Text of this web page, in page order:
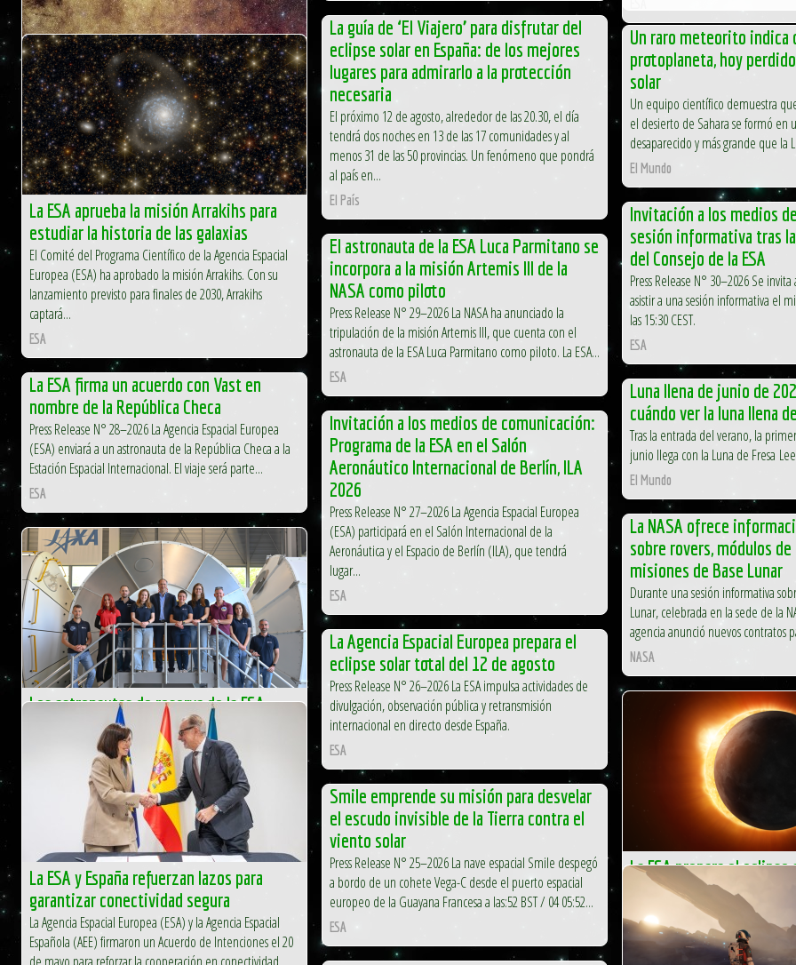
La misión Euclid de la ESA revela el
corazón densamente poblado de la Vía
Láctea.
ESA
La guía de ‘El Viajero’ para disfrutar del
eclipse solar en España: de los mejores
lugares para admirarlo a la protección
necesaria
El próximo 12 de agosto, alrededor de las 20.30, el día
tendrá dos noches en 13 de las 17 comunidades y al
menos 31 de las 50 provincias. Un fenómeno que pondrá
al país en...
El País
Un raro meteorito indica
protoplaneta, hoy
solar
Un equipo científico demuestra
el desierto de Sahara se formó en
desaparecido y más grande que la
El Mundo
La ESA aprueba la misión Arrakihs para
estudiar la historia de las galaxias
El Comité del Programa Científico de la Agencia Espacial
Europea (ESA) ha aprobado la misión Arrakihs. Con su
lanzamiento previsto para finales de 2030, Arrakihs
captará...
ESA
Invitación a los medios
sesión informativa tras
del Consejo de la ESA
Press Release N° 30–2026 Se
asistir a una sesión informativa el
las 15:30 CEST.
ESA
El astronauta de la ESA Luca Parmitano se
incorpora a la misión Artemis III de la
NASA como piloto
Press Release N° 29–2026 La NASA ha anunciado la
tripulación de la misión Artemis III, que cuenta con el
astronauta de la ESA Luca Parmitano como piloto. La ESA...
ESA
La ESA firma un acuerdo con Vast en
nombre de la República Checa
Press Release N° 28–2026 La Agencia Espacial Europea
(ESA) enviará a un astronauta de la República Checa a la
Estación Espacial Internacional. El viaje será parte...
ESA
Luna llena de junio de
cuándo ver la luna llena
Tras la entrada del verano, la
junio llega con la Luna de Fresa
El Mundo
Invitación a los medios de comunicación:
Programa de la ESA en el Salón
Aeronáutico Internacional de Berlín, ILA
2026
Press Release N° 27–2026 La Agencia Espacial Europea
(ESA) participará en el Salón Internacional de la
Aeronáutica y el Espacio de Berlín (ILA), que tendrá
lugar...
ESA
La NASA ofrece
sobre rovers, módulos
misiones de Base Lunar
Durante una sesión informativa
Lunar, celebrada en la sede de la
agencia anunció nuevos contratos
NASA
Los astronautas de reserva de la ESA
completan su programa de formación
Los astronautas de reserva de la ESA han completado su
programa de formación (ART, por sus siglas en inglés), lo
que marca un hito clave en las ambiciones europeas en...
La Agencia Espacial Europea prepara el
eclipse solar total del 12 de agosto
Press Release N° 26–2026 La ESA impulsa actividades de
divulgación, observación pública y retransmisión
internacional en directo desde España.
ESA
La ESA prepara el
12 de agosto
La ESA impulsa actividades de
pública y retransmisión
España.
La ESA y España refuerzan lazos para
garantizar conectividad segura
La Agencia Espacial Europea (ESA) y la Agencia Espacial
Española (AEE) firmaron un Acuerdo de Intenciones el 20
Smile emprende su misión para desvelar
el escudo invisible de la Tierra contra el
viento solar
Press Release N° 25–2026 La nave espacial Smile despegó
a bordo de un cohete Vega-C desde el puerto espacial
europeo de la Guayana Francesa a las:52 BST / 04 05:52...
ESA